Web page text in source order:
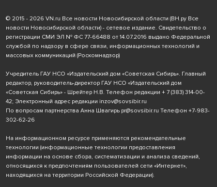
© 2015 - 2026 VN.ru Все новости Новосибирской области (ВН.ру Все
новости Новосибирской области) - сетевое издание. Свидетельство о
регистрации СМИ ЭЛ № ФС 77-66488 от 14.07.2016 выдано Федеральной
службой по надзору в сфере связи, информационных технологий и
массовых коммуникаций (Роскомнадзор)
Учредитель ГАУ НСО «Издательский дом «Советская Сибирь». Главный
редактор, руководитель-директор ГАУ НСО «Издательский дом
«Советская Сибирь» - Шрейтер Н.В. Телефон редакции + 7 (383) 314-00-
42; Электронный адрес редакции inzov@sovsibir.ru
По вопросам партнерства Анна Швагирь pr@sovsibir.ru Телефон +7-983-
302-62-26
На информационном ресурсе применяются рекомендательные
технологии (информационные технологии предоставления
информации на основе сбора, систематизации и анализа сведений,
относящихся к предпочтениям пользователей сети «Интернет»,
находящихся на территории Российской Федерации).